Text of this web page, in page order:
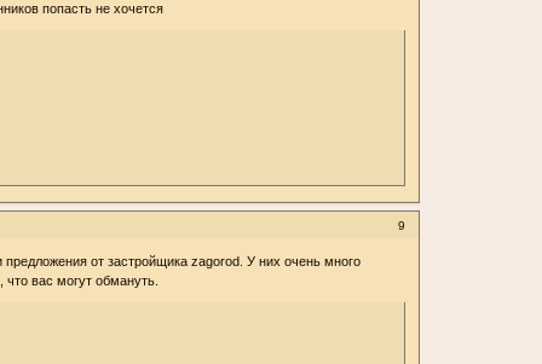
попасть не хочется
9
предложения от застройщика zagorod. У них очень много
вас могут обмануть.